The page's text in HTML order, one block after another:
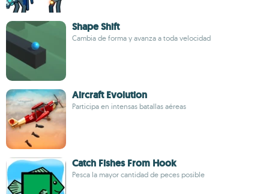
Shape Shift
Cambia de forma y avanza a toda velocidad
Aircraft Evolution
Participa en intensas batallas aéreas
Catch Fishes From Hook
Pesca la mayor cantidad de peces posible